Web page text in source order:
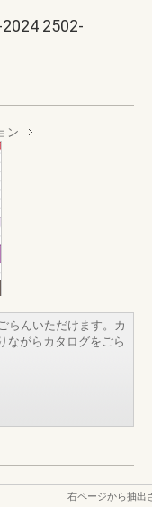
2502-
ン
らんいただけます。カ
ながらカタログをごら
右ページから抽出